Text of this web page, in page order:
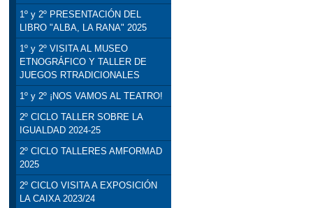
1º y 2º PRESENTACIÓN DEL
LIBRO "ALBA, LA RANA" 2025
1º y 2º VISITA AL MUSEO
ETNOGRÁFICO Y TALLER DE
JUEGOS RTRADICIONALES
1º y 2º ¡NOS VAMOS AL TEATRO!
2º CICLO TALLER SOBRE LA
IGUALDAD 2024-25
2º CICLO TALLERES AMFORMAD
2025
2º CICLO VISITA A EXPOSICIÓN
LA CAIXA 2023/24